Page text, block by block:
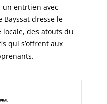
un entrtien avec
Bayssat dresse le
des atouts du
qui s’offrent aux